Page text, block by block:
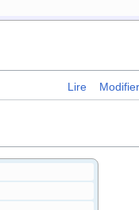
Lire Modifier